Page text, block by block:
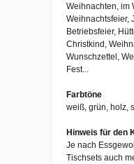
Weihnachten, im
Weihnachtsfeier,
Betriebsfeier,
Christkind,
Wunschzettel,
Fest...
Farbtöne
weiß, grün, holz,
Hinweis für den
Je nach
Tischsets auch